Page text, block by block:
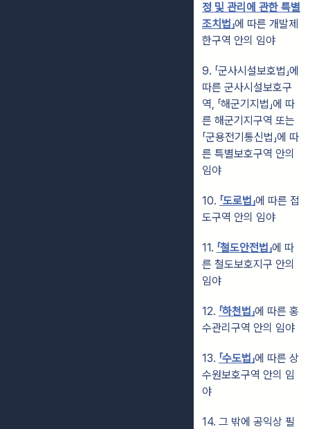
정 및 관리에 관한 특별
조치법」에 따른 개발제
한구역 안의 임야
9. 「군사시설보호법」에
따른 군사시설보호구
역, 「해군기지법」에 따
른 해군기지구역 또는
「군용전기통신법」에 따
른 특별보호구역 안의
임야
10. 「도로법」에 따른 접
도구역 안의 임야
11. 「철도안전법」에 따
른 철도보호지구 안의
임야
12. 「하천법」에 따른 홍
수관리구역 안의 임야
13. 「수도법」에 따른 상
수원보호구역 안의 임
야
14. 그 밖에 공익상 필